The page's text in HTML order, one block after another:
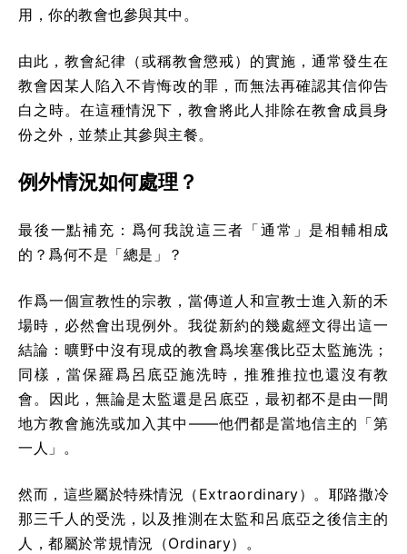
用，你的教會也參與其中。
由此，教會紀律（或稱教會懲戒）的實施，通常發生在
教會因某人陷入不肯悔改的罪，而無法再確認其信仰告
白之時。在這種情況下，教會將此人排除在教會成員身
份之外，並禁止其參與主餐。
例外情況如何處理？
最後一點補充：爲何我說這三者「通常」是相輔相成
的？爲何不是「總是」？
作爲一個宣教性的宗教，當傳道人和宣教士進入新的禾
場時，必然會出現例外。我從新約的幾處經文得出這一
結論：曠野中沒有現成的教會爲埃塞俄比亞太監施洗；
同樣，當保羅爲呂底亞施洗時，推雅推拉也還沒有教
會。因此，無論是太監還是呂底亞，最初都不是由一間
地方教會施洗或加入其中——他們都是當地信主的「第
一人」。
然而，這些屬於特殊情況（Extraordinary）。耶路撒冷
那三千人的受洗，以及推測在太監和呂底亞之後信主的
人，都屬於常規情況（Ordinary）。